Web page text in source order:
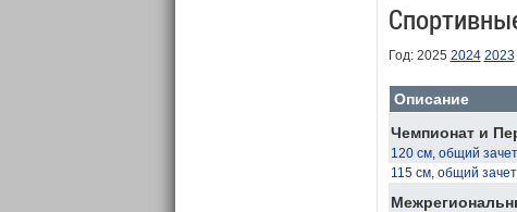
Год: 2025 2024 2023
Описание
Чемпионат и
120 см, общий зачет
115 см, общий зачет